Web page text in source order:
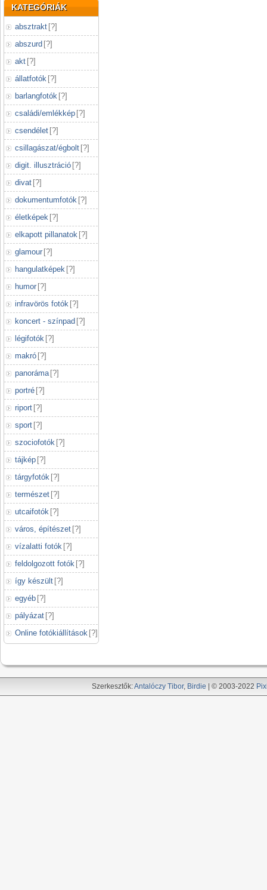
KATEGÓRIÁK
absztrakt [?]
abszurd [?]
akt [?]
állatfotók [?]
barlangfotók [?]
családi/emlékkép [?]
csendélet [?]
csillagászat/égbolt [?]
digit. illusztráció [?]
divat [?]
dokumentumfotók [?]
életképek [?]
elkapott pillanatok [?]
glamour [?]
hangulatképek [?]
humor [?]
infravörös fotók [?]
koncert - színpad [?]
légifotók [?]
makró [?]
panoráma [?]
portré [?]
riport [?]
sport [?]
szociofotók [?]
tájkép [?]
tárgyfotók [?]
természet [?]
utcaifotók [?]
város, építészet [?]
vízalatti fotók [?]
feldolgozott fotók [?]
így készült [?]
egyéb [?]
pályázat [?]
Online fotókiállítások [?]
Szerkesztők:Antalóczy Tibor, Birdie | © 2003-2022